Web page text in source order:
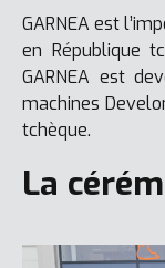
GARNEA est
en République
GARNEA est
machines
tchèque.
La